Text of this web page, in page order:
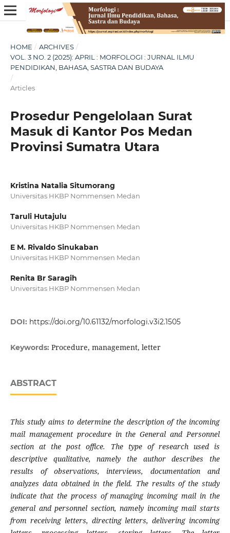
HOME / ARCHIVES /
VOL. 3 NO. 2 (2025): APRIL : MORFOLOGI : JURNAL ILMU
PENDIDIKAN, BAHASA, SASTRA DAN BUDAYA
/
Articles
Prosedur Pengelolaan Surat
Masuk di Kantor Pos Medan
Provinsi Sumatra Utara
Kristina Natalia Situmorang
Universitas HKBP Nommensen Medan
Taruli Hutajulu
Universitas HKBP Nommensen Medan
E M. Rivaldo Sinukaban
Universitas HKBP Nommensen Medan
Renita Br Saragih
Universitas HKBP Nommensen Medan
DOI: https://doi.org/10.61132/morfologi.v3i2.1505
Keywords: Procedure, management, letter
ABSTRACT
This study aims to determine the description of the incoming
mail management procedure in the General and Personnel
section at the post office.
The type of research used is
descriptive qualitative, namely the author describes the
results of observations, interviews, documentation and
analyzes data obtained in the field. The results of the study
indicate that the process of managing incoming mail in the
general and personnel section, namely incoming mail starts
from receiving letters, directing letters, delivering incoming